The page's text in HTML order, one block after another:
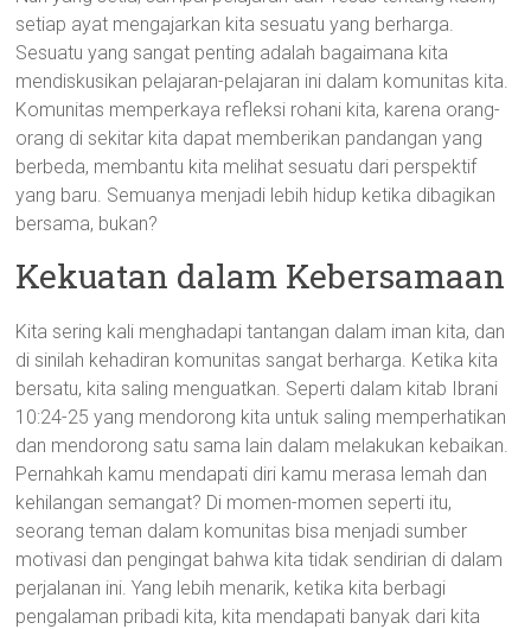
setiap ayat mengajarkan kita sesuatu yang berharga.
Sesuatu yang sangat penting adalah bagaimana kita
mendiskusikan pelajaran-pelajaran ini dalam komunitas kita.
Komunitas memperkaya refleksi rohani kita, karena orang-
orang di sekitar kita dapat memberikan pandangan yang
berbeda, membantu kita melihat sesuatu dari perspektif
yang baru. Semuanya menjadi lebih hidup ketika dibagikan
bersama, bukan?
Kekuatan dalam Kebersamaan
Kita sering kali menghadapi tantangan dalam iman kita, dan
di sinilah kehadiran komunitas sangat berharga. Ketika kita
bersatu, kita saling menguatkan. Seperti dalam kitab Ibrani
10:24-25 yang mendorong kita untuk saling memperhatikan
dan mendorong satu sama lain dalam melakukan kebaikan.
Pernahkah kamu mendapati diri kamu merasa lemah dan
kehilangan semangat? Di momen-momen seperti itu,
seorang teman dalam komunitas bisa menjadi sumber
motivasi dan pengingat bahwa kita tidak sendirian di dalam
perjalanan ini. Yang lebih menarik, ketika kita berbagi
pengalaman pribadi kita, kita mendapati banyak dari kita